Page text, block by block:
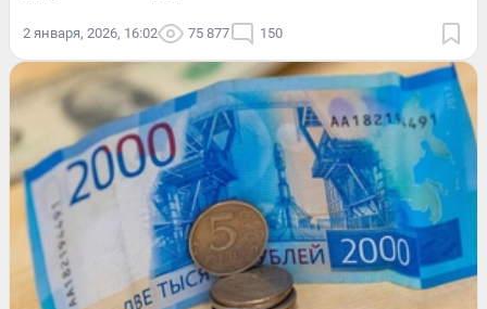
2 января, 2026, 16:02 75 877 150